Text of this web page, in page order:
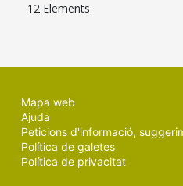
12 Elements
Mapa web
Ajuda
Peticions d'informació,
Política de galetes
Política de privacitat